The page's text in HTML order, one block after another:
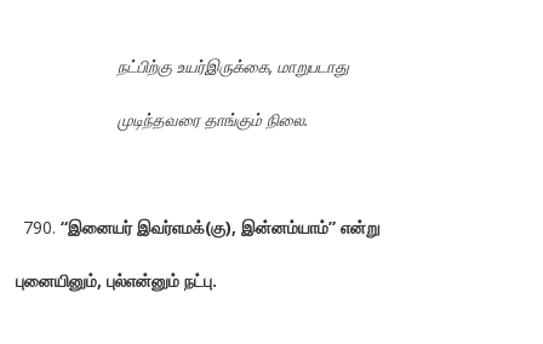
நட்பிற்கு உயர்இருக்கை, மாறுபடாது
முடிந்தவரை தாங்கும் நிலை.
“இனையர் இவர்எமக்(கு), இன்னம்யாம்” என்று
புனையினும், புல்என்னும் நட்பு.